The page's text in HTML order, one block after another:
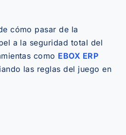
cómo pasar de la
a la seguridad total del
como EBOX ERP
las reglas del juego en